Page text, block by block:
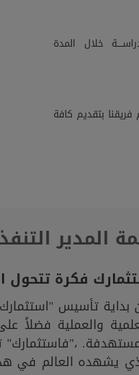
خلال المدة
بتقديم كافة
المدير
فكرة تتحول
بداية تأسيس
والعملية فضلاً
يشهده العالم في